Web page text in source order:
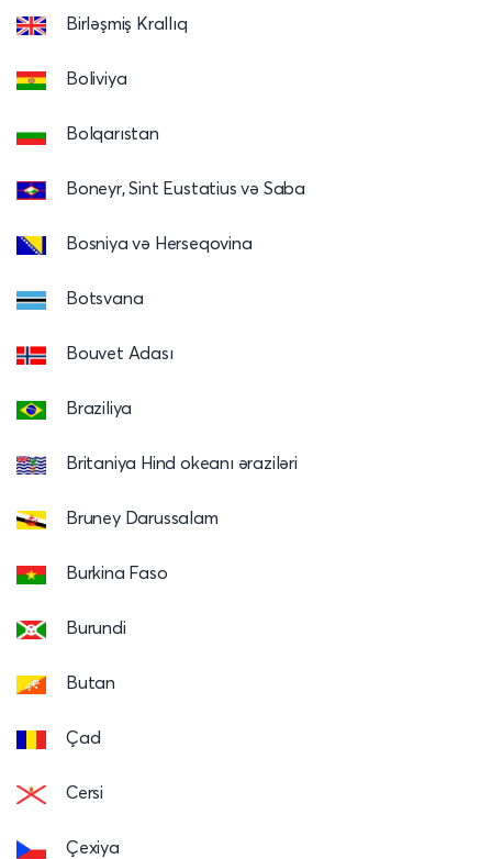
Birləşmiş Krallıq
Boliviya
Bolqarıstan
Boneyr, Sint Eustatius və Saba
Bosniya və Herseqovina
Botsvana
Bouvet Adası
Braziliya
Britaniya Hind okeanı əraziləri
Bruney Darussalam
Burkina Faso
Burundi
Butan
Çad
Cersi
Çexiya